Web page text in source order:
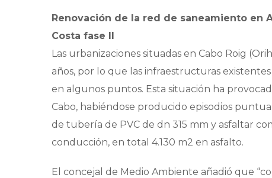
Renovación de la red de saneamiento en
Costa fase II
Las urbanizaciones situadas en Cabo Roig
años, por lo que las infraestructuras
en algunos puntos. Esta situación ha
Cabo, habiéndose producido episodios
de tubería de PVC de dn 315 mm y asfaltar
conducción, en total 4.130 m2 en asfalto.
El concejal de Medio Ambiente añadió que